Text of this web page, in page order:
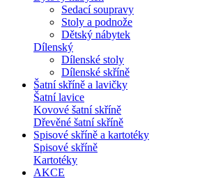
Sedací soupravy
Stoly a podnože
Dětský nábytek
Dílenský
Dílenské stoly
Dílenské skříně
Šatní skříně a lavičky
Šatní lavice
Kovové šatní skříně
Dřevěné šatní skříně
Spisové skříně a kartotéky
Spisové skříně
Kartotéky
AKCE